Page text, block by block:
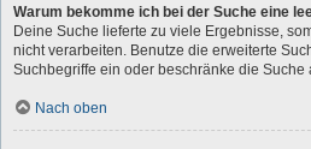
Warum bekomme ich bei der Suche eine
Deine Suche lieferte zu viele Ergebnisse,
nicht verarbeiten. Benutze die erweiterte
Suchbegriffe ein oder beschränke die
Nach oben